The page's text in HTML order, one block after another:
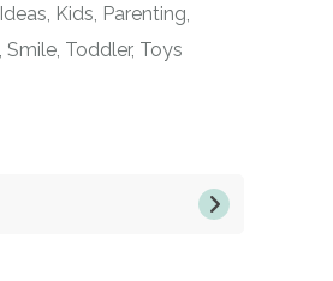
Ideas Kids Parenting
Smile Toddler Toys